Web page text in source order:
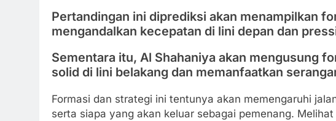
Pertandingan ini diprediksi akan menampilkan
mengandalkan kecepatan di lini depan dan
Sementara itu, Al Shahaniya akan mengusung
solid di lini belakang dan memanfaatkan
Formasi dan strategi ini tentunya akan memengaruhi
serta siapa yang akan keluar sebagai pemenang.